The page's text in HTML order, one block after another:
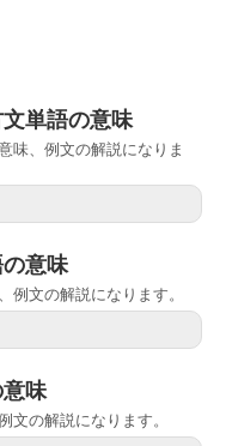
単語の意味
味、例文の解説になりま
意味
例文の解説になります。
味
文の解説になります。